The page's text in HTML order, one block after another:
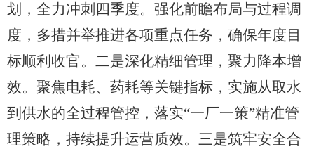
划，全力冲刺四季度。强化前瞻布局与过程调
度，多措并举推进各项重点任务，确保年度目
标顺利收官。二是深化精细管理，聚力降本增
效。聚焦电耗、药耗等关键指标，实施从取水
到供水的全过程管控，落实“一厂一策”精准管
理策略，持续提升运营质效。三是筑牢安全合